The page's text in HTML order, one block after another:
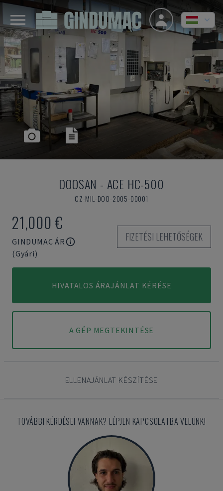
DOOSAN - ACE HC-500
CZ-MIL-DOO-2005-00001
21,000 €
GINDUMAC ÁR
(Gyári)
FIZETÉSI LEHETŐSÉGEK
HIVATALOS ÁRAJÁNLAT KÉRÉSE
A GÉP MEGTEKINTÉSE
ELLENAJÁNLAT KÉSZÍTÉSE
TOVÁBBI KÉRDÉSEI VANNAK? LÉPJEN KAPCSOLATBA VELÜNK!